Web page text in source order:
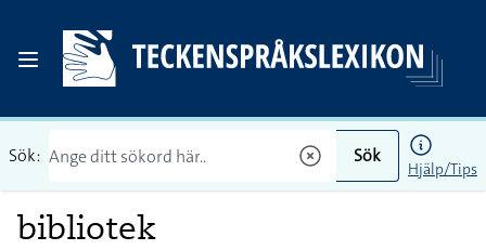
Sök: Sök
Hjälp/Tips
bibliotek